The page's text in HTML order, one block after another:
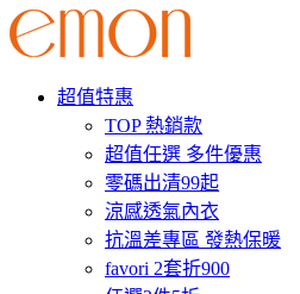
超值特惠
TOP 熱銷款
超值任選 多件優惠
零碼出清99起
涼感透氣內衣
抗溫差專區 發熱保暖
favori 2套折900